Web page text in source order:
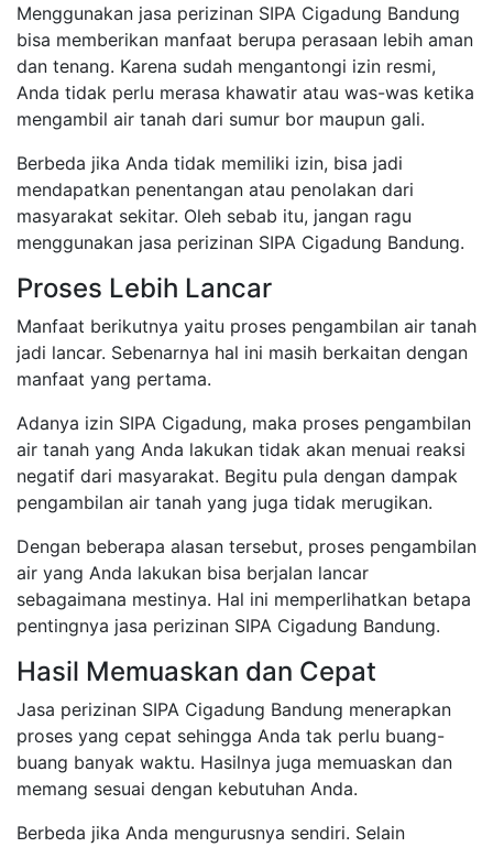
Menggunakan jasa perizinan SIPA Cigadung Bandung
bisa memberikan manfaat berupa perasaan lebih aman
dan tenang. Karena sudah mengantongi izin resmi,
Anda tidak perlu merasa khawatir atau was-was ketika
mengambil air tanah dari sumur bor maupun gali.
Berbeda jika Anda tidak memiliki izin, bisa jadi
mendapatkan penentangan atau penolakan dari
masyarakat sekitar. Oleh sebab itu, jangan ragu
menggunakan jasa perizinan SIPA Cigadung Bandung.
Proses Lebih Lancar
Manfaat berikutnya yaitu proses pengambilan air tanah
jadi lancar. Sebenarnya hal ini masih berkaitan dengan
manfaat yang pertama.
Adanya izin SIPA Cigadung, maka proses pengambilan
air tanah yang Anda lakukan tidak akan menuai reaksi
negatif dari masyarakat. Begitu pula dengan dampak
pengambilan air tanah yang juga tidak merugikan.
Dengan beberapa alasan tersebut, proses pengambilan
air yang Anda lakukan bisa berjalan lancar
sebagaimana mestinya. Hal ini memperlihatkan betapa
pentingnya jasa perizinan SIPA Cigadung Bandung.
Hasil Memuaskan dan Cepat
Jasa perizinan SIPA Cigadung Bandung menerapkan
proses yang cepat sehingga Anda tak perlu buang-
buang banyak waktu. Hasilnya juga memuaskan dan
memang sesuai dengan kebutuhan Anda.
Berbeda jika Anda mengurusnya sendiri. Selain